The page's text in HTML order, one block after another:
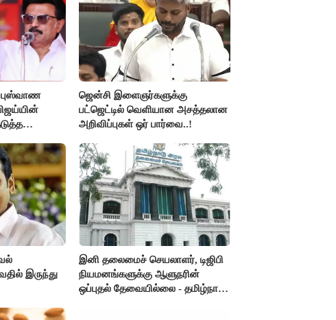
ஜென்சி இளைஞர்களுக்கு
பட்ஜெட்டில் வெளியான அசத்தலான
அறிவிப்புகள் ஒர் பார்வை..!
இருந்து
இனி தலைமைச் செயலாளர், டிஜிபி
நியமனங்களுக்கு ஆளுநரின்
ஒப்புதல் தேவையில்லை - தமிழ்நாடு